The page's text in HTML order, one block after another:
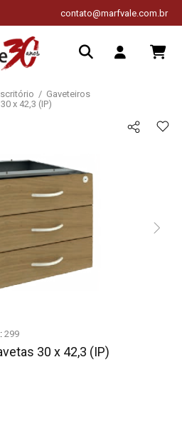
contato@marfvale.com.br
Gaveteiros
x 42,3 (IP)
299
30 x 42,3 (IP)